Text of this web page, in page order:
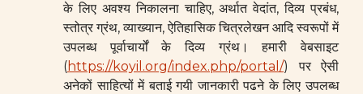
के लिए अवश्य निकालना चाहिए, अर्थात वेदांत, दिव्य प्रबंध,
स्तोत्र ग्रंथ, व्याख्यान, ऐतिहासिक चित्रलेखन आदि स्वरूपों में
उपलब्ध पूर्वाचार्यों के दिव्य ग्रंथ। हमारी वेबसाइट
(https://koyil.org/index.php/portal/) पर ऐसी
अनेकों साहित्यों में बताई गयी जानकारी पढने के लिए उपलब्ध